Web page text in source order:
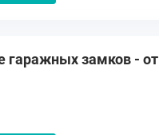
гаражных замков - от